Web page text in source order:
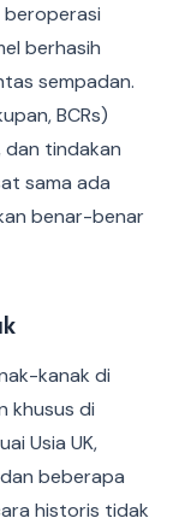
beroperasi
berhasih
sempadan.
BCRs)
dan tindakan
sama ada
benar-benar
kanak di
khusus di
Usia UK,
beberapa
historis tidak